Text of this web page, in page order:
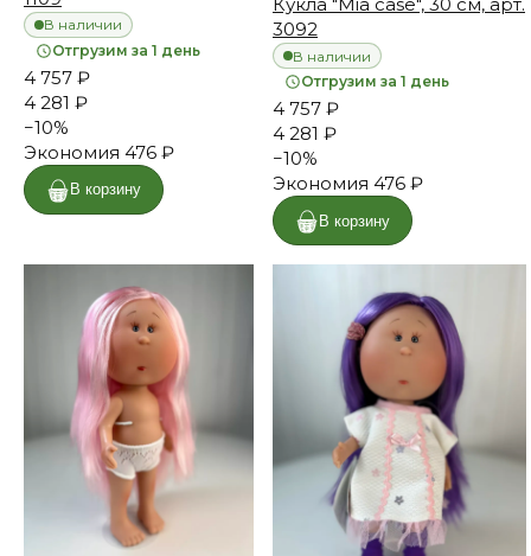
В наличии
Отгрузим за 1 день
4 757 ₽
4 281 ₽
−10%
Экономия 476 ₽
В корзину
Кукла "Mia case", 30 см, арт.
3092
В наличии
Отгрузим за 1 день
4 757 ₽
4 281 ₽
−10%
Экономия 476 ₽
В корзину